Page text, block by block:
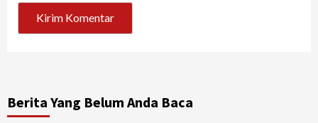
Berita Yang Belum Anda Baca